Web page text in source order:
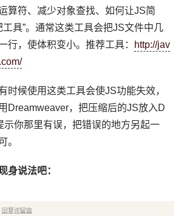
算符、减少对象查找、如何让JS简
工具”。通常这类工具会把JS文件中几
行，使体积变小。推荐工具： http://jav
时候使用这类工具会使JS功能失效，
Dreamweaver，把压缩后的JS放入D
示你那里有误，把错误的地方另起一
。
身说法吧：